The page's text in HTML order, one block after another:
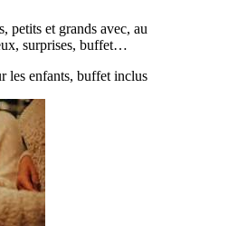
petits et grands avec, au
surprises, buffet…
les enfants, buffet inclus